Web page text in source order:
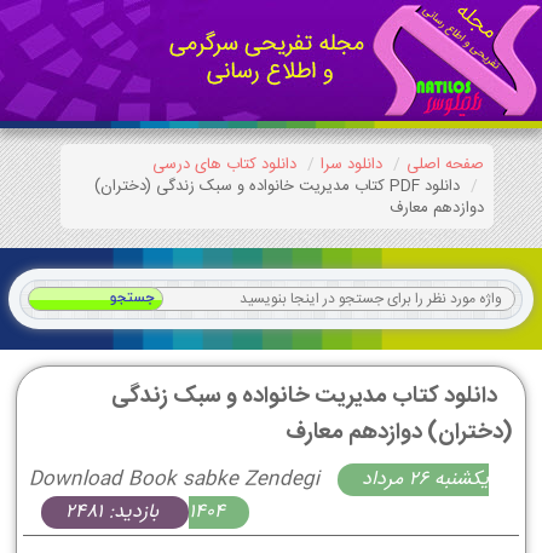
صفحه اصلی دانلود سرا
دانلود کتاب های درسی
دانلود PDF کتاب مدیریت خانواده و سبک زندگی (دختران)
دوازدهم معارف
دانلود کتاب مدیریت خانواده و سبک زندگی
(دختران) دوازدهم معارف
Download Book sabke Zendegi
يكشنبه 26 مرداد
1404
بازدید: 2481